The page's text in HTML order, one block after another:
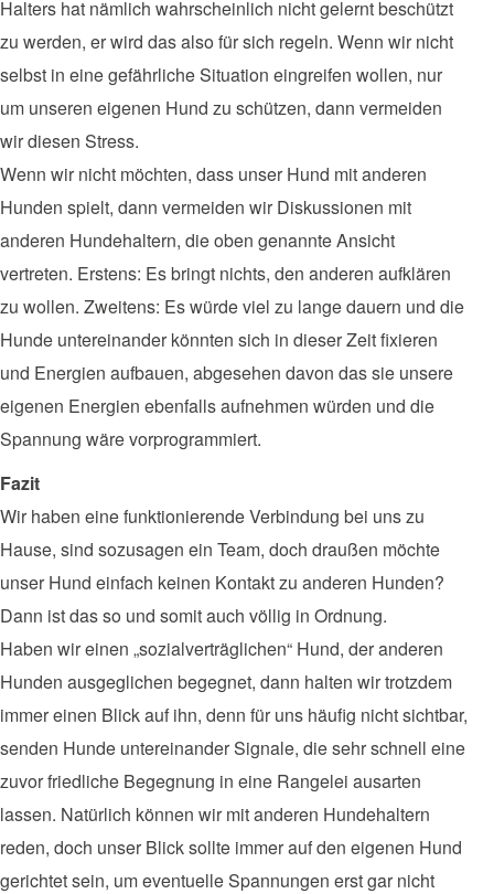
Halters hat nämlich wahrscheinlich nicht gelernt beschützt
zu werden, er wird das also für sich regeln. Wenn wir nicht
selbst in eine gefährliche Situation eingreifen wollen, nur
um unseren eigenen Hund zu schützen, dann vermeiden
wir diesen Stress.
Wenn wir nicht möchten, dass unser Hund mit anderen
Hunden spielt, dann vermeiden wir Diskussionen mit
anderen Hundehaltern, die oben genannte Ansicht
vertreten. Erstens: Es bringt nichts, den anderen aufklären
zu wollen. Zweitens: Es würde viel zu lange dauern und die
Hunde untereinander könnten sich in dieser Zeit fixieren
und Energien aufbauen, abgesehen davon das sie unsere
eigenen Energien ebenfalls aufnehmen würden und die
Spannung wäre vorprogrammiert.
Fazit
Wir haben eine funktionierende Verbindung bei uns zu
Hause, sind sozusagen ein Team, doch draußen möchte
unser Hund einfach keinen Kontakt zu anderen Hunden?
Dann ist das so und somit auch völlig in Ordnung.
Haben wir einen „sozialverträglichen“ Hund, der anderen
Hunden ausgeglichen begegnet, dann halten wir trotzdem
immer einen Blick auf ihn, denn für uns häufig nicht sichtbar,
senden Hunde untereinander Signale, die sehr schnell eine
zuvor friedliche Begegnung in eine Rangelei ausarten
lassen. Natürlich können wir mit anderen Hundehaltern
reden, doch unser Blick sollte immer auf den eigenen Hund
gerichtet sein, um eventuelle Spannungen erst gar nicht